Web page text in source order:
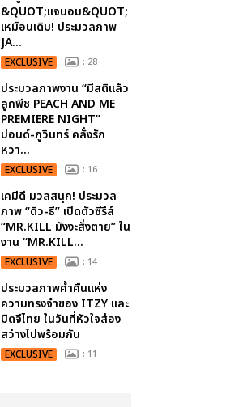
&QUOT;แจบอม&QUOT;
เหมือนเดิม! ประมวลภาพ
JA...
EXCLUSIVE : 28
ประมวลภาพงาน “มีสติแล้ว
ลูกพีช PEACH AND ME
PREMIERE NIGHT”
ปอนด์-ภูวินทร์ คลั่งรัก
หวา...
EXCLUSIVE : 16
เคมีดี มวลสนุก! ประมวล
ภาพ “ดิว-ธี” เปิดตัวซีรีส์
“MR.KILL มังงะสั่งตาย” ใน
งาน “MR.KILL...
EXCLUSIVE : 14
ประมวลภาพค่ำคืนแห่ง
ความทรงจำของ ITZY และ
มิดจีไทย ในวันที่หัวใจส่อง
สว่างไปพร้อมกัน
EXCLUSIVE : 11